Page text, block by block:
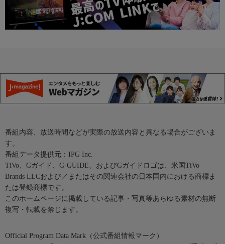
番組内容、放送時間などが実際の放送内容と異なる場合がございま
す。
番組データ提供元：IPG Inc.
TiVo、Gガイド、G-GUIDE、およびGガイドロゴは、米国TiVo
Brands LLCおよび／またはその関連会社の日本国内における商標ま
たは登録商標です。
このホームページに掲載している記事・写真等あらゆる素材の無断
複写・転載を禁じます。
Official Program Data Mark（公式番組情報マーク）